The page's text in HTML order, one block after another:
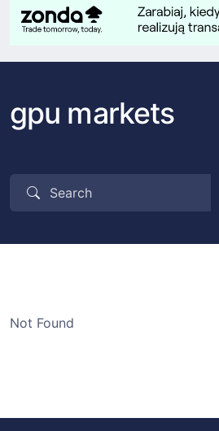
gpu markets
Not Found